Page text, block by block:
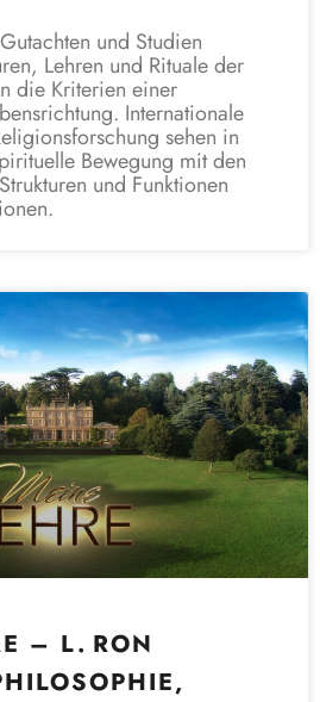
und Studien
Lehren und Rituale der
die Kriterien einer
Internationale
sehen in
Bewegung mit den
und Funktionen
– L. RON